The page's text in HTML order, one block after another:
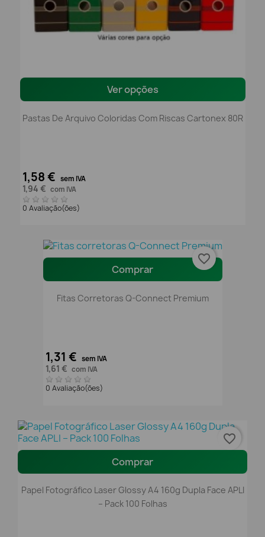
Ver opções
Pastas De Arquivo Coloridas Com Riscas Cartonex 80R
1,58 € sem IVA
1,94 € com IVA
0 Avaliação(ões)
Comprar
Fitas Corretoras Q-Connect Premium
1,31 € sem IVA
1,61 € com IVA
0 Avaliação(ões)
favorite_border
Comprar
Papel Fotográfico Laser Glossy A4 160g Dupla Face APLI
– Pack 100 Folhas
favorite_border